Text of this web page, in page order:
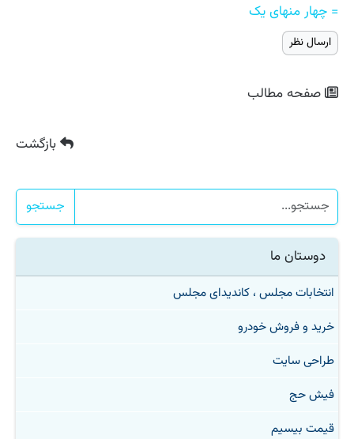
= چهار منهای یک
صفحه مطالب
بازگشت
جستجو
دوستان ما
انتخابات مجلس ، کاندیدای مجلس
خرید و فروش خودرو
طراحی سایت
فیش حج
قیمت بیسیم